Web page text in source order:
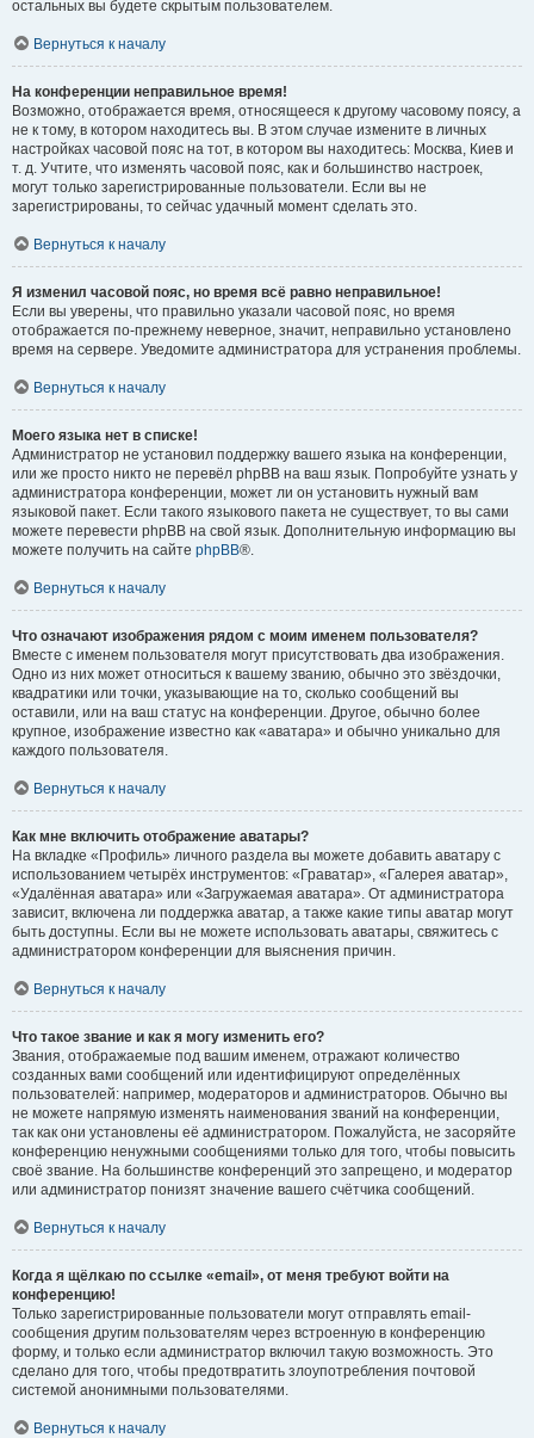
остальных вы будете скрытым пользователем.
Вернуться к началу
На конференции неправильное время!
Возможно, отображается время, относящееся к другому часовому поясу, а
не к тому, в котором находитесь вы. В этом случае измените в личных
настройках часовой пояс на тот, в котором вы находитесь: Москва, Киев и
т. д. Учтите, что изменять часовой пояс, как и большинство настроек,
могут только зарегистрированные пользователи. Если вы не
зарегистрированы, то сейчас удачный момент сделать это.
Вернуться к началу
Я изменил часовой пояс, но время всё равно неправильное!
Если вы уверены, что правильно указали часовой пояс, но время
отображается по-прежнему неверное, значит, неправильно установлено
время на сервере. Уведомите администратора для устранения проблемы.
Вернуться к началу
Моего языка нет в списке!
Администратор не установил поддержку вашего языка на конференции,
или же просто никто не перевёл phpBB на ваш язык. Попробуйте узнать у
администратора конференции, может ли он установить нужный вам
языковой пакет. Если такого языкового пакета не существует, то вы сами
можете перевести phpBB на свой язык. Дополнительную информацию вы
можете получить на сайте phpBB®.
Вернуться к началу
Что означают изображения рядом с моим именем пользователя?
Вместе с именем пользователя могут присутствовать два изображения.
Одно из них может относиться к вашему званию, обычно это звёздочки,
квадратики или точки, указывающие на то, сколько сообщений вы
оставили, или на ваш статус на конференции. Другое, обычно более
крупное, изображение известно как «аватара» и обычно уникально для
каждого пользователя.
Вернуться к началу
Как мне включить отображение аватары?
На вкладке «Профиль» личного раздела вы можете добавить аватару с
использованием четырёх инструментов: «Граватар», «Галерея аватар»,
«Удалённая аватара» или «Загружаемая аватара». От администратора
зависит, включена ли поддержка аватар, а также какие типы аватар могут
быть доступны. Если вы не можете использовать аватары, свяжитесь с
администратором конференции для выяснения причин.
Вернуться к началу
Что такое звание и как я могу изменить его?
Звания, отображаемые под вашим именем, отражают количество
созданных вами сообщений или идентифицируют определённых
пользователей: например, модераторов и администраторов. Обычно вы
не можете напрямую изменять наименования званий на конференции,
так как они установлены её администратором. Пожалуйста, не засоряйте
конференцию ненужными сообщениями только для того, чтобы повысить
своё звание. На большинстве конференций это запрещено, и модератор
или администратор понизят значение вашего счётчика сообщений.
Вернуться к началу
Когда я щёлкаю по ссылке «email», от меня требуют войти на
конференцию!
Только зарегистрированные пользователи могут отправлять email-
сообщения другим пользователям через встроенную в конференцию
форму, и только если администратор включил такую возможность. Это
сделано для того, чтобы предотвратить злоупотребления почтовой
системой анонимными пользователями.
Вернуться к началу